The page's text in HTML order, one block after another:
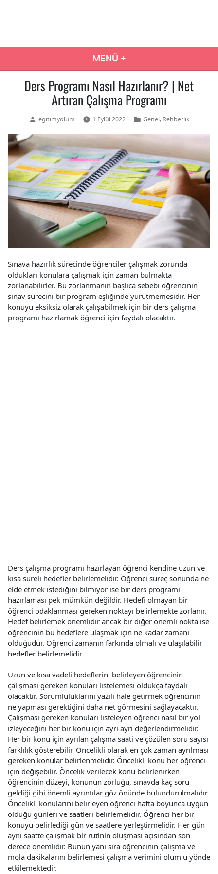
MENÜ +
Ders Programı Nasıl Hazırlanır? | Net
Artıran Çalışma Programı
Yazan:
egitimyolum 1 Eylül 2022
Yazı
Genel, Rehberlik
Sınava hazırlık sürecinde öğrenciler çalışmak zorunda
oldukları konulara çalışmak için zaman bulmakta
zorlanabilirler. Bu zorlanmanın başlıca sebebi öğrencinin
sınav sürecini bir program eşliğinde yürütmemesidir. Her
konuyu eksiksiz olarak çalışabilmek için bir ders çalışma
programı hazırlamak öğrenci için faydalı olacaktır.
Ders çalışma programı hazırlayan öğrenci kendine uzun ve
kısa süreli hedefler belirlemelidir. Öğrenci süreç sonunda ne
elde etmek istediğini bilmiyor ise bir ders programı
hazırlaması pek mümkün değildir. Hedefi olmayan bir
öğrenci odaklanması gereken noktayı belirlemekte zorlanır.
Hedef belirlemek önemlidir ancak bir diğer önemli nokta ise
öğrencinin bu hedeflere ulaşmak için ne kadar zamanı
olduğudur. Öğrenci zamanın farkında olmalı ve ulaşılabilir
hedefler belirlemelidir.
Uzun ve kısa vadeli hedeflerini belirleyen öğrencinin
çalışması gereken konuları listelemesi oldukça faydalı
olacaktır. Sorumluluklarını yazılı hale getirmek öğrencinin
ne yapması gerektiğini daha net görmesini sağlayacaktır.
Çalışması gereken konuları listeleyen öğrenci nasıl bir yol
izleyeceğini her bir konu için ayrı ayrı değerlendirmelidir.
Her bir konu için ayrılan çalışma saati ve çözülen soru sayısı
farklılık gösterebilir. Öncelikli olarak en çok zaman ayrılması
gereken konular belirlenmelidir. Öncelikli konu her öğrenci
için değişebilir. Öncelik verilecek konu belirlenirken
öğrencinin düzeyi, konunun zorluğu, sınavda kaç soru
geldiği gibi önemli ayrıntılar göz önünde bulundurulmalıdır.
Öncelikli konularını belirleyen öğrenci hafta boyunca uygun
olduğu günleri ve saatleri belirlemelidir. Öğrenci her bir
konuyu belirlediği gün ve saatlere yerleştirmelidir. Her gün
aynı saatte çalışmak bir rutinin oluşması açısından son
derece önemlidir. Bunun yanı sıra öğrencinin çalışma ve
mola dakikalarını belirlemesi çalışma verimini olumlu yönde
etkilemektedir.